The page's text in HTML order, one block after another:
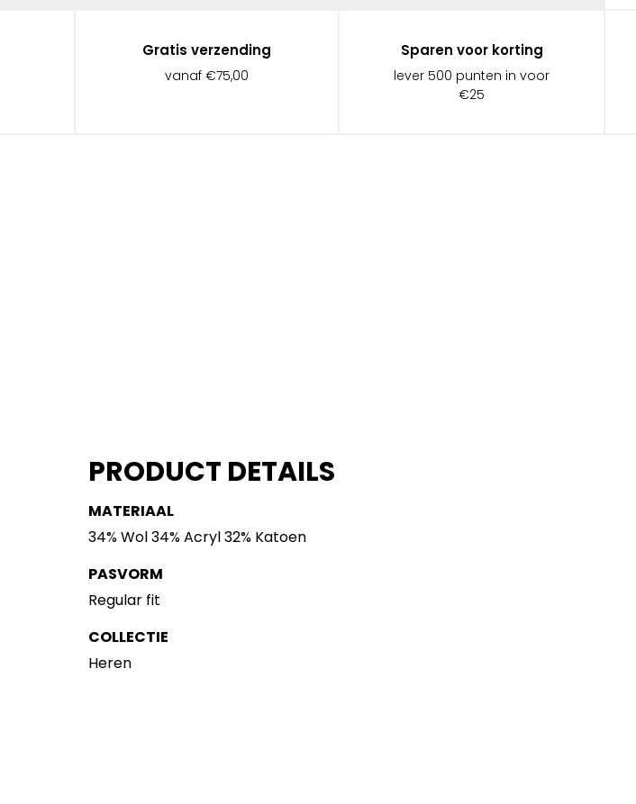
Gratis verzending
vanaf €75,00
Sparen voor korting
lever 500 punten in voor
€25
PRODUCT DETAILS
MATERIAAL
34% Wol 34% Acryl 32% Katoen
PASVORM
Regular fit
COLLECTIE
Heren